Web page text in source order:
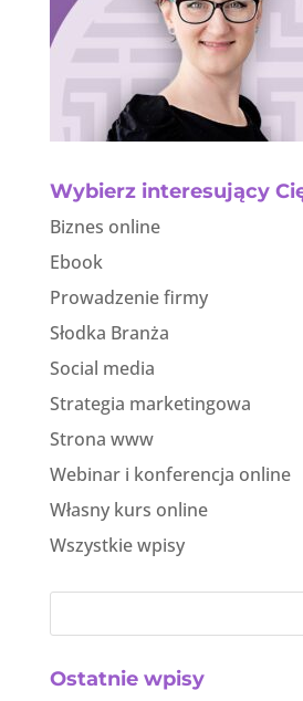
Wybierz interesujący
Biznes online
Ebook
Prowadzenie firmy
Słodka Branża
Social media
Strategia marketingowa
Strona www
Webinar i konferencja online
Własny kurs online
Wszystkie wpisy
Ostatnie wpisy